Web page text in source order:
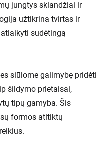
jungtys sklandžiai ir
užtikrina tvirtas ir
sudėtingą
siūlome galimybę pridėti
šildymo prietaisai,
tipų gamyba. Šis
formos atitiktų